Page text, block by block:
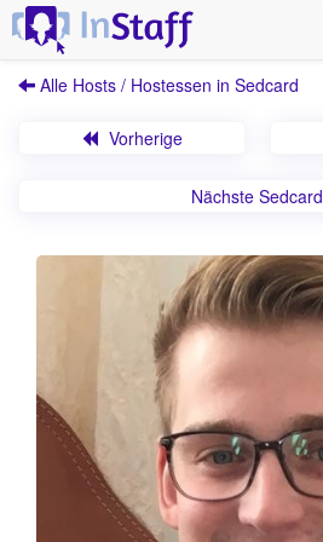
Alle Hosts / Hostessen in Sedcard
Vorherige
Nächste Sedcard